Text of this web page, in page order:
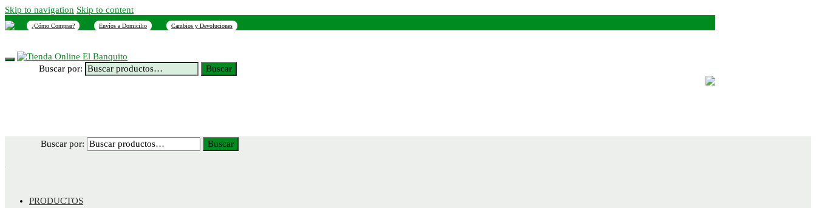
Skip to navigation Skip to content
¿Cómo Comprar? Envíos a Domicilio Cambios y Devoluciones
Buscar por: Buscar
Buscar por: Buscar
PRODUCTOS